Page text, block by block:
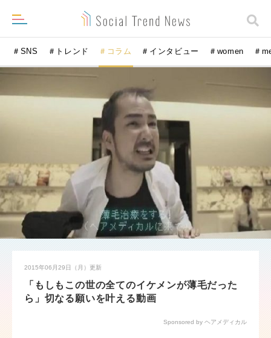
＃SNS ＃トレンド ＃コラム ＃インタビュー ＃women ＃
2015年06月29日（月） 更新
「もしもこの世の全てのイケメンが薄毛だった
ら」切なる願いを叶える動画
Sponsored by ヘアメディカル